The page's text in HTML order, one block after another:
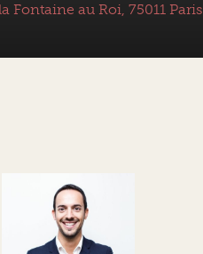
Fontaine au Roi, 75011 Paris